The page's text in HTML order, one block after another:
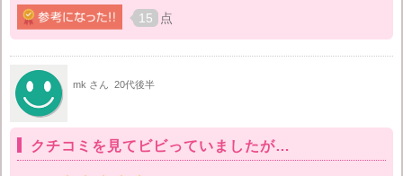
15 点
mk さん 20代後半
クチコミを見てビビっていましたが…